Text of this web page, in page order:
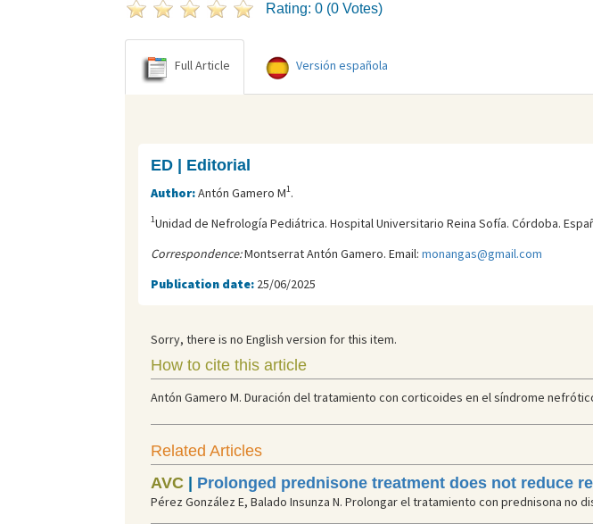
Rating: 0 (0 Votes)
Full Article Versión española
ED | Editorial
Author:Antón Gamero M1.
1Unidad de Nefrología Pediátrica. Hospital Universitario Reina Sofía. Córdoba.
Correspondence:Montserrat Antón Gamero. Email: monangas@gmail.com
Publication date: 25/06/2025
Sorry, there is no English version for this item.
How to cite this article
Antón Gamero M. Duración del tratamiento con corticoides en el síndrome
Related Articles
AVC| Prolonged prednisone treatment does not reduce
Pérez González E, Balado Insunza N. Prolongar el tratamiento con prednisona